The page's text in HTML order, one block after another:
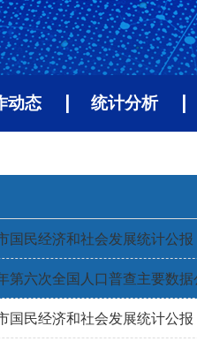
动态 统计分析
国民经济和社会发展统计公报
第六次全国人口普查主要数据
国民经济和社会发展统计公报